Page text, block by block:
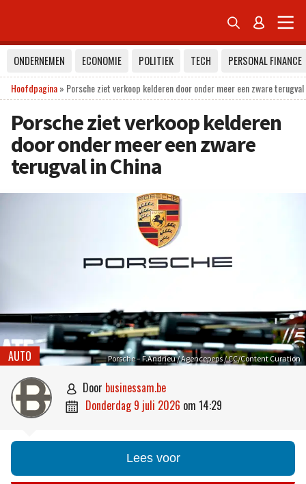
 
ONDERNEMEN ECONOMIE POLITIEK TECH
PERSONAL FINANCE
Hoofdpagina» Porsche ziet verkoop kelderen door onder meer een zware terugval
Porsche ziet verkoop kelderen
door onder meer een zware
terugval in China
Porsche – F.Andrieu / Agencepeps / CC/Content Curation
AUTO
 door businessam.be
 donderdag 9 juli 2026 om 14:29
Lees voor